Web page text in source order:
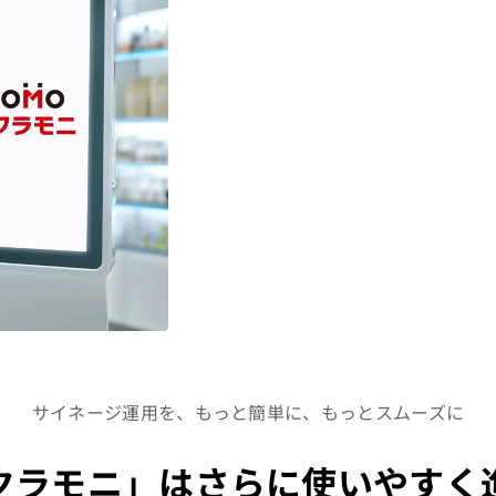
サイネージ運用を、もっと簡単に、もっとスムーズに
ラモニ」はさらに使いやすく